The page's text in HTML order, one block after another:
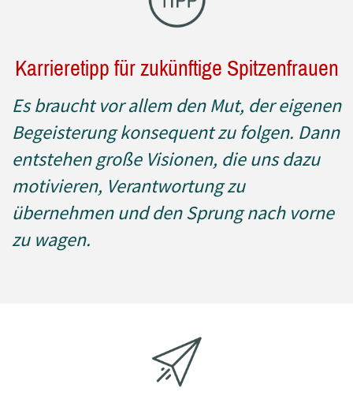
Karrieretipp für zukünftige Spitzenfrauen
Es braucht vor allem den Mut, der eigenen
Begeisterung konsequent zu folgen. Dann
entstehen große Visionen, die uns dazu
motivieren, Verantwortung zu
übernehmen und den Sprung nach vorne
zu wagen.